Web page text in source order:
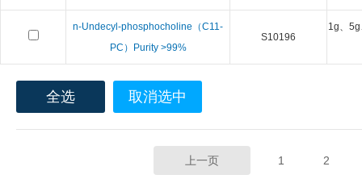
n-Undecyl-phosphocholine（C11-
PC）Purity >99%
S10196
1g、
全选 取消选中
上一页 1 2